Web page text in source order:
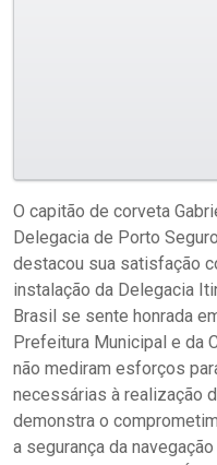
O capitão de corveta
Delegacia de Porto
destacou sua satisfação
instalação da Delegacia
Brasil se sente honrada
Prefeitura Municipal e da
não mediram esforços
necessárias à realização
demonstra o
a segurança da